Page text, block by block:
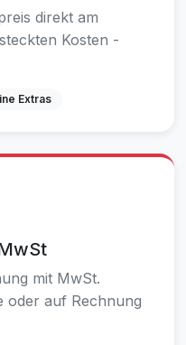
direkt am
Kosten -
Extras
mit MwSt.
oder auf Rechnung